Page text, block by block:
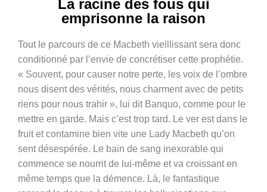
La racine des fous qui
emprisonne la raison
Tout le parcours de ce Macbeth vieillissant sera donc
conditionné par l’envie de concrétiser cette prophétie.
« Souvent, pour causer notre perte, les voix de l’ombre
nous disent des vérités, nous charment avec de petits
riens pour nous trahir », lui dit Banquo, comme pour le
mettre en garde. Mais c’est trop tard. Le ver est dans le
fruit et contamine bien vite une Lady Macbeth qu’on
sent désespérée. Le bain de sang inexorable qui
commence se nourrit de lui-même et va croissant en
même temps que la démence. Là, le fantastique